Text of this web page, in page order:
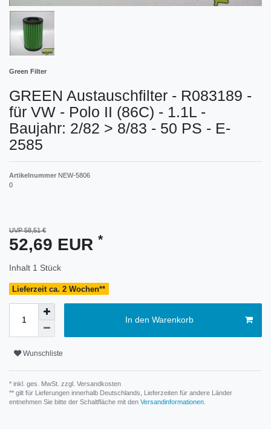
Green Filter
GREEN Austauschfilter - R083189 -
für VW - Polo II (86C) - 1.1L -
Baujahr: 2/82 > 8/83 - 50 PS - E-
2585
Artikelnummer NEW-5806
0
UVP 58,51 €
52,69 EUR *
Inhalt 1 Stück
Lieferzeit ca. 2 Wochen**
In den Warenkorb
Wunschliste
* inkl. ges. MwSt. zzgl. Versandkosten
** gilt für Lieferungen innerhalb Deutschlands, Lieferzeiten für andere Länder
entnehmen Sie bitte der Schaltfläche mit den Versandinformationen